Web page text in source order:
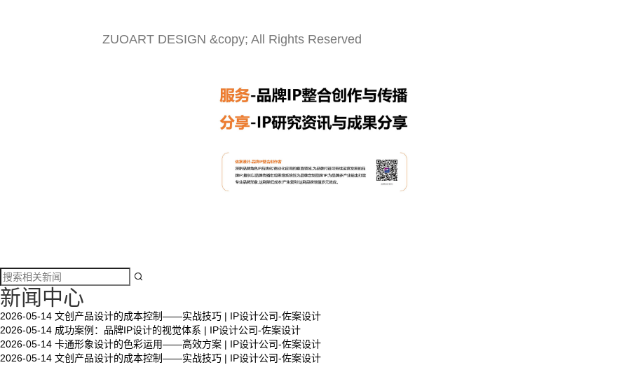
ZUOART DESIGN &copy; All Rights Reserved

新闻中心
2026-05-14 文创产品设计的成本控制——实战技巧 | IP设计公司-佐案设计
2026-05-14 成功案例：品牌IP设计的视觉体系 | IP设计公司-佐案设计
2026-05-14 卡通形象设计的色彩运用——高效方案 | IP设计公司-佐案设计
2026-05-14 文创产品设计的成本控制——实战技巧 | IP设计公司-佐案设计
文创产品设计的成本控制——实战技巧 | IP设计公
司-佐案设计
成功案例：品牌IP设计的视觉体系 | IP设计公司-佐